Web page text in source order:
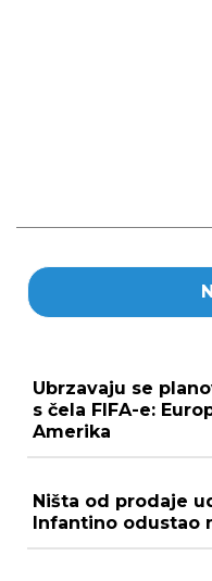
Ubrzavaju se
s čela FIFA-e:
Amerika
Ništa od prodaje
Infantino odustao